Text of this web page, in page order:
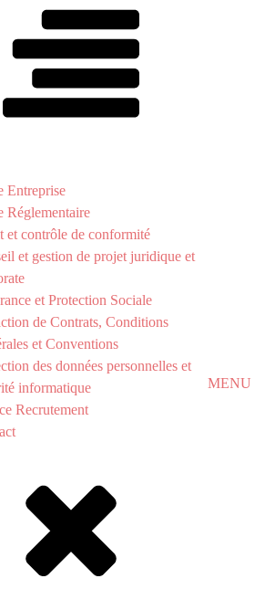
Entreprise
Réglementaire
et contrôle de conformité
et gestion de projet juridique et
et Protection Sociale
de Contrats, Conditions
et Conventions
des données personnelles et
informatique
Recrutement
MENU